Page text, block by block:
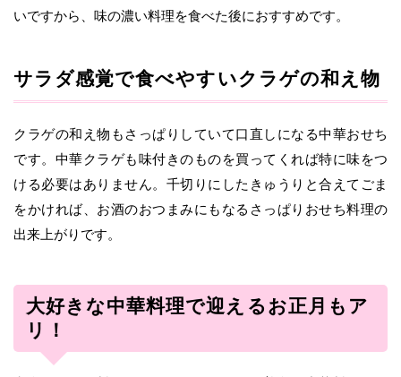
いですから、味の濃い料理を食べた後におすすめです。
サラダ感覚で食べやすいクラゲの和え物
クラゲの和え物もさっぱりしていて口直しになる中華おせち
です。中華クラゲも味付きのものを買ってくれば特に味をつ
ける必要はありません。千切りにしたきゅうりと合えてごま
をかければ、お酒のおつまみにもなるさっぱりおせち料理の
出来上がりです。
大好きな中華料理で迎えるお正月もア
リ！